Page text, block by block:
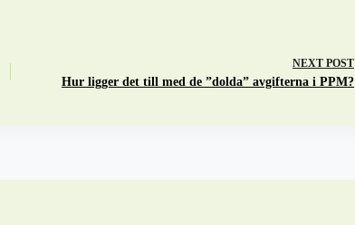
NEXT POST
Hur ligger det till med de ”dolda” avgifterna i PPM?